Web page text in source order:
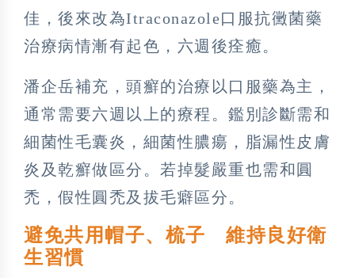
佳，後來改為Itraconazole口服抗黴菌藥
治療病情漸有起色，六週後痊癒。
潘企岳補充，頭癬的治療以口服藥為主，
通常需要六週以上的療程。鑑別診斷需和
細菌性毛囊炎，細菌性膿瘍，脂漏性皮膚
炎及乾癬做區分。若掉髮嚴重也需和圓
禿，假性圓禿及拔毛癖區分。
避免共用帽子、梳子 維持良好衛
生習慣